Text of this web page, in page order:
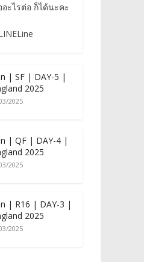
ะไรต่อ ก็ได้นะคะ
| SF | DAY-5 |
2025
2025
| QF | DAY-4 |
2025
2025
| R16 | DAY-3 |
2025
2025